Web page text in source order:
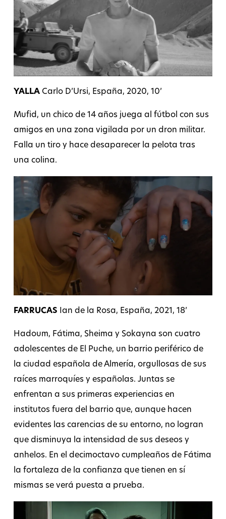
YALLA Carlo D’Ursi, España, 2020, 10’
Mufid, un chico de 14 años juega al fútbol con sus
amigos en una zona vigilada por un dron militar.
Falla un tiro y hace desaparecer la pelota tras
una colina.
FARRUCAS Ian de la Rosa, España, 2021, 18’
Hadoum, Fátima, Sheima y Sokayna son cuatro
adolescentes de El Puche, un barrio periférico de
la ciudad española de Almería, orgullosas de sus
raíces marroquíes y españolas. Juntas se
enfrentan a sus primeras experiencias en
institutos fuera del barrio que, aunque hacen
evidentes las carencias de su entorno, no logran
que disminuya la intensidad de sus deseos y
anhelos. En el decimoctavo cumpleaños de Fátima
la fortaleza de la confianza que tienen en sí
mismas se verá puesta a prueba.